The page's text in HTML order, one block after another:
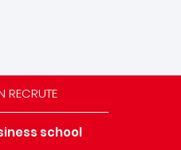
RECRUTE
school